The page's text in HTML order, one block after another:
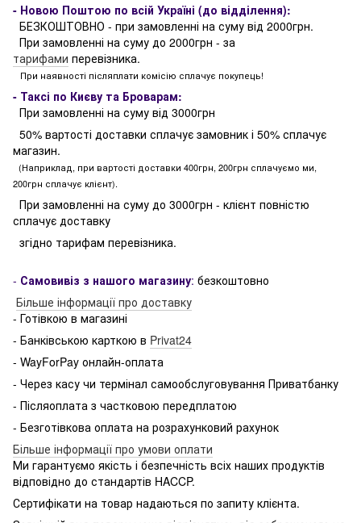
- Новою Поштою по всій Україні (до відділення):
БЕЗКОШТОВНО - при замовленні на суму від 2000грн.
При замовленні на суму до 2000грн - за
тарифами перевізника.
При наявності післяплати комісію сплачує покупець!
- Таксі по Києву та Броварам:
При замовленні на суму від 3000грн
50% вартості доставки сплачує замовник і 50% сплачує
магазин.
(Наприклад, при вартості доставки 400грн, 200грн сплачуємо ми,
200грн сплачує клієнт).
При замовленні на суму до 3000грн - клієнт повністю
сплачує доставку
згідно тарифам перевізника.
- Самовивіз з нашого магазину: безкоштовно
Більше інформації про доставку
- Готівкою в магазині
- Банківською карткою в Privat24
- WayForPay онлайн-оплата
- Через касу чи термінал самообслуговування Приватбанку
- Післяоплата з частковою передплатою
- Безготівкова оплата на розрахунковий рахунок
Більше інформації про умови оплати
Ми гарантуємо якість і безпечність всіх наших продуктів
відповідно до стандартів HACCP.
Сертифікати на товар надаються по запиту клієнта.